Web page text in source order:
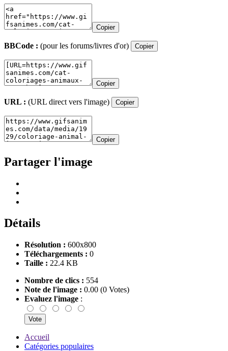
Copier
BBCode : (pour les forums/livres d'or) Copier
Copier
URL : (URL direct vers l'image) Copier
Copier
Partager l'image
Détails
Résolution : 600x800
Téléchargements : 0
Taille : 22.4 KB
Nombre de clics : 554
Note de l'image : 0.00 (0 Votes)
Evaluez l'image :
Accueil
Catégories populaires